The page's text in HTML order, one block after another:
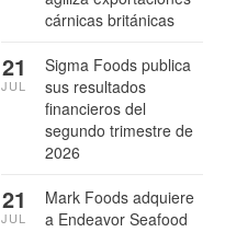
cárnicas británicas
Sigma Foods publica
sus resultados
financieros del
segundo trimestre de
2026
21
JUL
Mark Foods adquiere
a Endeavor Seafood
21
JUL